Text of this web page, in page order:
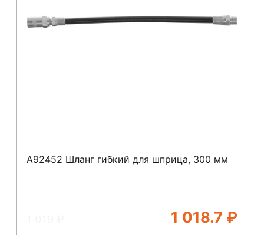
A92452 Шланг гибкий для шприца, 300 мм
1 018.7 ₽